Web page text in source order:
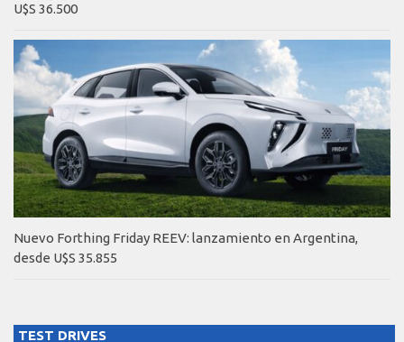
U$S 36.500
Nuevo Forthing Friday REEV: lanzamiento en Argentina,
desde U$S 35.855
TEST DRIVES